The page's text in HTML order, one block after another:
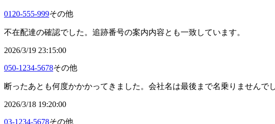
0120-555-999その他
不在配達の確認でした。追跡番号の案内内容とも一致しています。
2026/3/19 23:15:00
050-1234-5678その他
断ったあとも何度かかかってきました。会社名は最後まで名乗りませんでし
2026/3/18 19:20:00
03-1234-5678その他